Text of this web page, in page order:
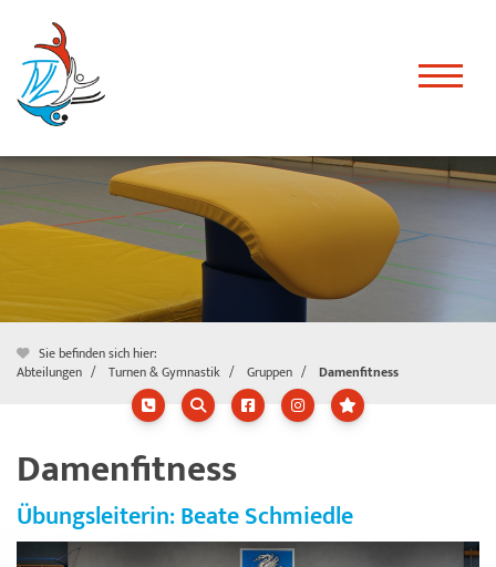
Sie befinden sich hier:
Abteilungen
Turnen & Gymnastik Gruppen Damenfitness
Damenfitness
Übungsleiterin: Beate Schmiedle